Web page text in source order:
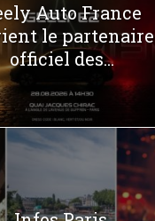
Auto France
le partenaire
officiel des...